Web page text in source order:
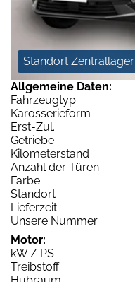
Standort Zentrallager
Allgemeine Daten:
Fahrzeugtyp
Karosserieform
Erst-Zul.
Getriebe
Kilometerstand
Anzahl der Türen
Farbe
Standort
Lieferzeit
Unsere Nummer
Motor:
kW / PS
Treibstoff